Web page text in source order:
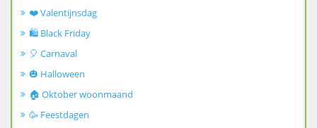
❤️ Valentijnsdag
🛍️ Black Friday
🎈 Carnaval
🎃 Halloween
🏠 Oktober woonmaand
🥳 Feestdagen